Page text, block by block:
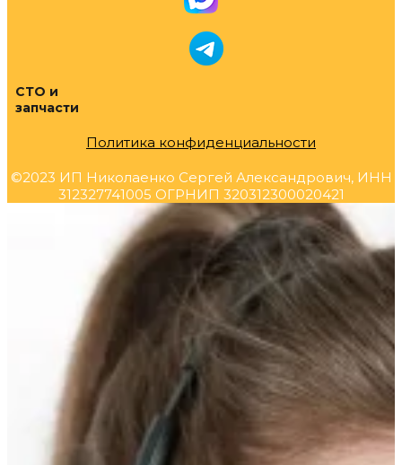
СТО и
запчасти
Политика конфиденциальности
©2023 ИП Николаенко Сергей Александрович, ИНН
312327741005 ОГРНИП 320312300020421